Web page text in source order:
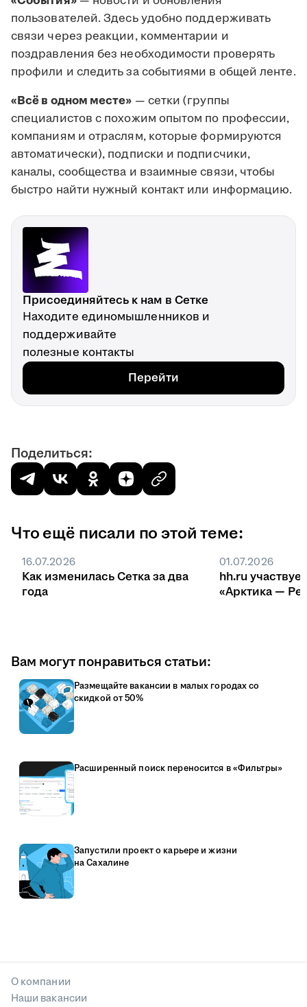
пользователей. Здесь удобно поддерживать
связи через реакции, комментарии и
поздравления без необходимости проверять
профили и следить за событиями в общей ленте.
«Всё в одном месте» — сетки (группы
специалистов с похожим опытом по профессии,
компаниям и отраслям, которые формируются
автоматически), подписки и подписчики,
каналы, сообщества и взаимные связи, чтобы
быстро найти нужный контакт или информацию.
Присоединяйтесь к нам в Сетке
Находите единомышленников и
поддерживайте
полезные контакты
Перейти
Поделиться:
Что ещё писали по этой теме:
16.07.2026
Как изменилась Сетка за два
года
01.07.2026
hh.ru
«Арктика —
Вам могут понравиться статьи:
Размещайте вакансии в малых городах со
скидкой от 50%
Расширенный поиск переносится в «Фильтры»
Запустили проект о карьере и жизни
на Сахалине
О компании
Наши вакансии